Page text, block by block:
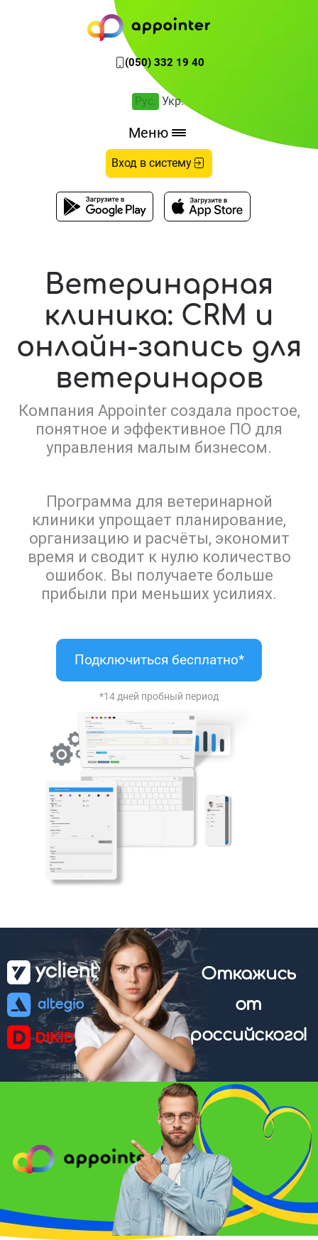
(050) 332 19 40
Рус. Укр.
Меню
Вход в систему
Ветеринарная
клиника: CRM и
онлайн-запись для
ветеринаров
Компания Appointer создала простое,
понятное и эффективное ПО для
управления малым бизнесом.
Программа для ветеринарной
клиники упрощает планирование,
организацию и расчёты, экономит
время и сводит к нулю количество
ошибок. Вы получаете больше
прибыли при меньших усилиях.
Подключиться бесплатно*
*14 дней пробный период
Откажись
от
российского!